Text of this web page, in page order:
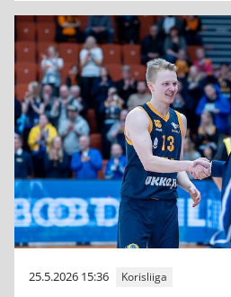
25.5.2026 15:36 Korisliiga